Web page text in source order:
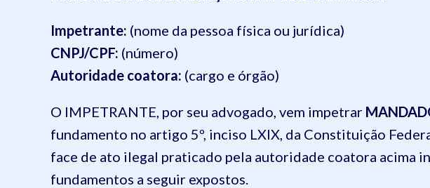
Impetrante: (nome da pessoa física ou jurídica)
CNPJ/CPF: (número)
Autoridade coatora: (cargo e órgão)
O IMPETRANTE, por seu advogado, vem impetrar
fundamento no artigo 5º, inciso LXIX, da Constituição
face de ato ilegal praticado pela autoridade coatora acima
fundamentos a seguir expostos.